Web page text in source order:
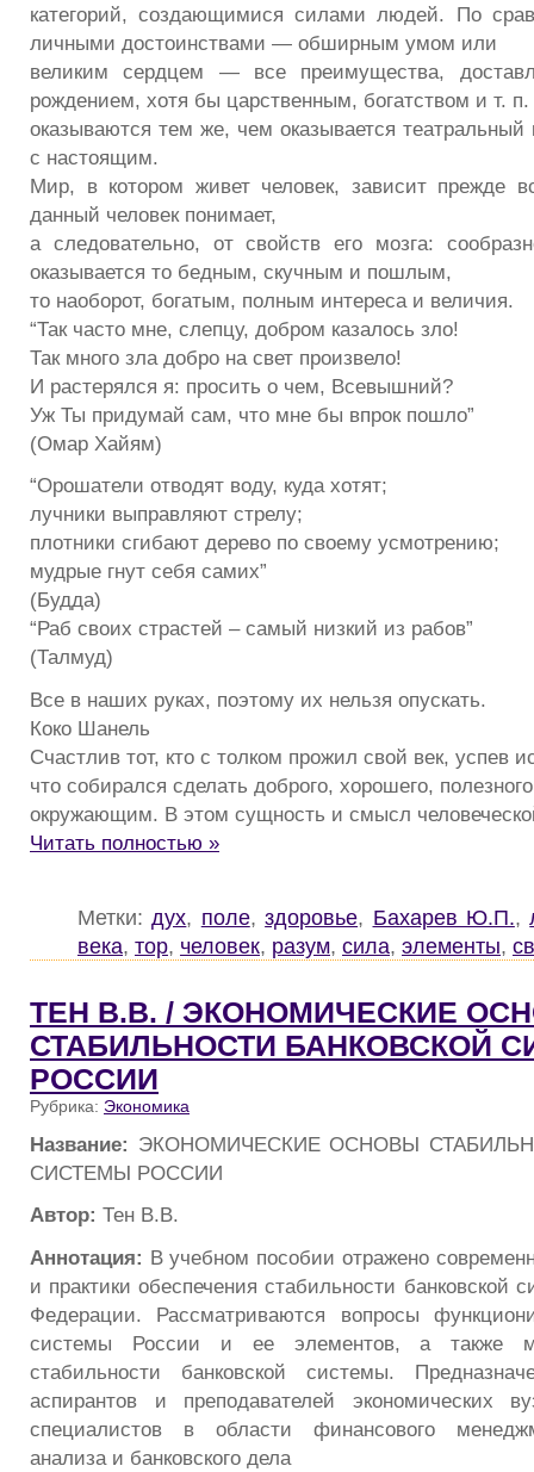
категорий, создающимися силами людей. По
личными достоинствами — обширным умом или
великим сердцем — все преимущества,
рождением, хотя бы царственным, богатством и т. п.
оказываются тем же, чем оказывается театральный
с настоящим.
Мир, в котором живет человек, зависит прежде
данный человек понимает,
а следовательно, от свойств его мозга:
оказывается то бедным, скучным и пошлым,
то наоборот, богатым, полным интереса и величия.
“Так часто мне, слепцу, добром казалось зло!
Так много зла добро на свет произвело!
И растерялся я: просить о чем, Всевышний?
Уж Ты придумай сам, что мне бы впрок пошло”
(Омар Хайям)
“Орошатели отводят воду, куда хотят;
лучники выправляют стрелу;
плотники сгибают дерево по своему усмотрению;
мудрые гнут себя самих”
(Будда)
“Раб своих страстей – самый низкий из рабов”
(Талмуд)
Все в наших руках, поэтому их нельзя опускать.
Коко Шанель
Счастлив тот, кто с толком прожил свой век, успев
что собирался сделать доброго, хорошего,
окружающим. В этом сущность и смысл
Читать полностью »
Метки:дух, поле,здоровье, Бахарев Ю.П.,
века, тор, человек, разум, сила, элементы,
ТЕН В.В. / ЭКОНОМИЧЕСКИЕ
СТАБИЛЬНОСТИ БАНКОВСКОЙ
РОССИИ
Рубрика: Экономика
Название: ЭКОНОМИЧЕСКИЕ ОСНОВЫ
СИСТЕМЫ РОССИИ
Автор: Тен В.В.
Аннотация: В учебном пособии отражено
и практики обеспечения стабильности банковской
Федерации. Рассматриваются вопросы
системы России и ее элементов, а также
стабильности банковской системы.
аспирантов и преподавателей экономических
специалистов в области финансового
анализа и банковского дела